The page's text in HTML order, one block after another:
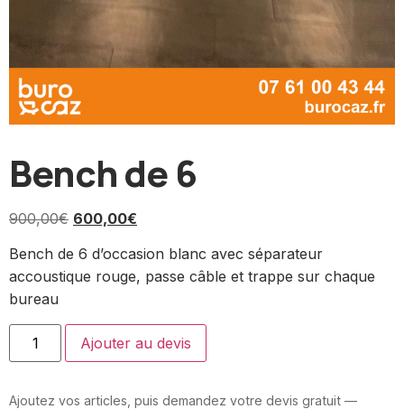
Bench de 6
900,00€ 600,00€
Bench de 6 d’occasion blanc avec séparateur
accoustique rouge, passe câble et trappe sur chaque
bureau
Ajouter au devis
Ajoutez vos articles, puis demandez votre devis gratuit —